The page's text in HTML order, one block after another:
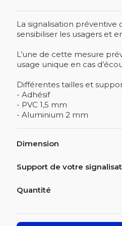
La signalisation
sensibiliser les usagers et
L’une de cette mesure
usage unique en cas
Différentes tailles et
- Adhésif
- PVC 1,5 mm
- Aluminium 2 mm
Dimension
Support de votre
Quantité